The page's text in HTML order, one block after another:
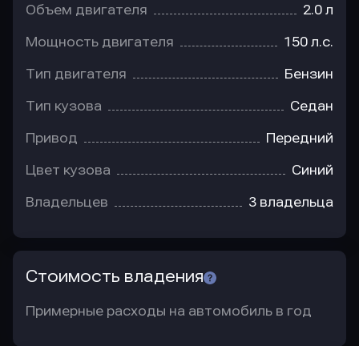
Объем двигателя 2.0 л
Мощность двигателя 150 л.с.
Тип двигателя Бензин
Тип кузова Седан
Привод Передний
Цвет кузова Синий
Владельцев 3 владельца
Стоимость владения
Примерные расходы на автомобиль в год